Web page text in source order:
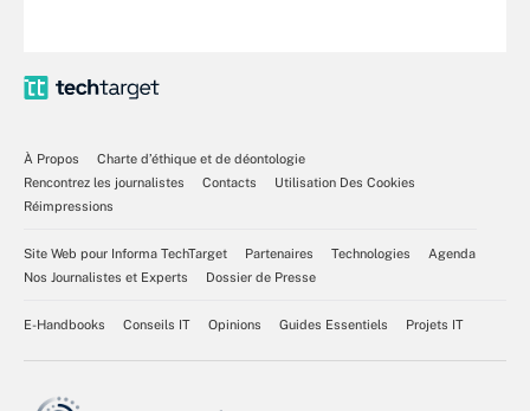
À Propos
Charte d’éthique et de déontologie
Rencontrez les journalistes
Contacts
Utilisation Des Cookies
Réimpressions
Site Web pour Informa TechTarget Partenaires Technologies
Agenda
Nos Journalistes et Experts
Dossier de Presse
E-Handbooks Conseils IT Opinions Guides Essentiels Projets IT